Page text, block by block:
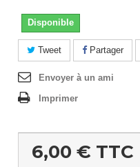
Disponible
Tweet Partager
Envoyer à un ami
Imprimer
6,00 € TTC